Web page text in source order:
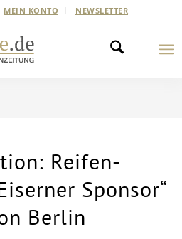
MEIN KONTO NEWSLETTER
Reifen-
Sponsor“
Berlin